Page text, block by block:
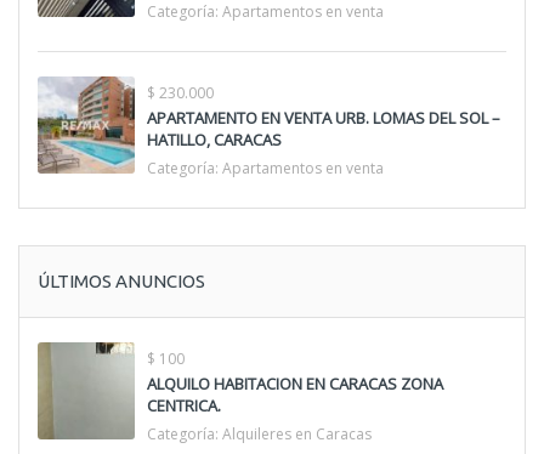
Categoría: Apartamentos en venta
$ 230.000
APARTAMENTO EN VENTA URB. LOMAS DEL SOL –
HATILLO, CARACAS
Categoría: Apartamentos en venta
ÚLTIMOS ANUNCIOS
$ 100
ALQUILO HABITACION EN CARACAS ZONA
CENTRICA.
Categoría: Alquileres en Caracas